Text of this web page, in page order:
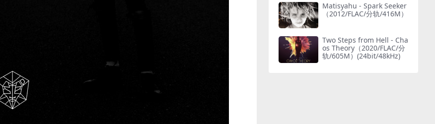
Matisyahu - Spark Seeker
（2012/FLAC/分轨/416M）
Two Steps from Hell - Cha
os Theory（2020/FLAC/分
轨/605M）(24bit/48kHz)